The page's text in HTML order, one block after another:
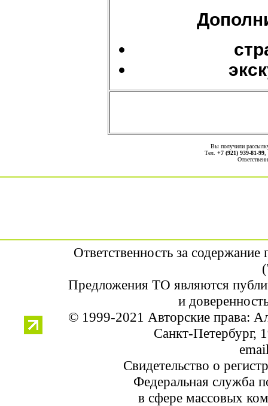
Вы получили
Тел. +7 (921) 939-81-99,
Ответственность за
Предложения ТО являются
и
© 1999-2021 Авторские права:
Санкт-Петербург,
Свидетельство о
Федеральная служба
в сфере массовых